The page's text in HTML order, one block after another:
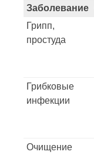
Заболевание
Грипп,
простуда
Грибковые
инфекции
Очищение